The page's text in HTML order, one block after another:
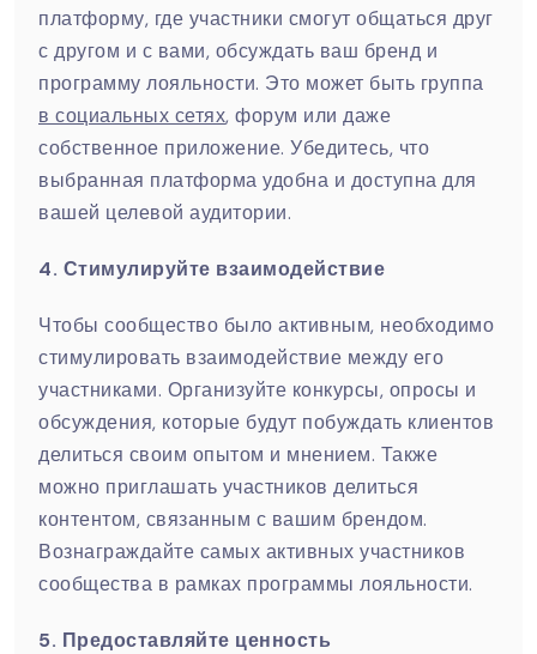
платформу, где участники смогут общаться друг
с другом и с вами, обсуждать ваш бренд и
программу лояльности. Это может быть группа
в социальных сетях, форум или даже
собственное приложение. Убедитесь, что
выбранная платформа удобна и доступна для
вашей целевой аудитории.
4. Стимулируйте взаимодействие
Чтобы сообщество было активным, необходимо
стимулировать взаимодействие между его
участниками. Организуйте конкурсы, опросы и
обсуждения, которые будут побуждать клиентов
делиться своим опытом и мнением. Также
можно приглашать участников делиться
контентом, связанным с вашим брендом.
Вознаграждайте самых активных участников
сообщества в рамках программы лояльности.
5. Предоставляйте ценность